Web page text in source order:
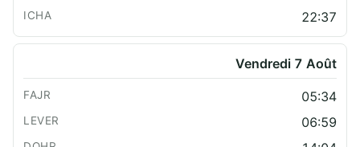
22:37
Vendredi 7 Août
05:34
06:59